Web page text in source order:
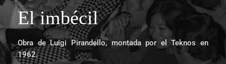
El imbécil
Obra de Luigi Pirandello, montada por el Teknos en
1962.